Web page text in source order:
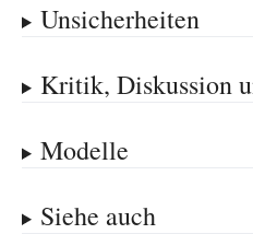
Unsicherheiten
Kritik, Diskussion
Modelle
Siehe auch